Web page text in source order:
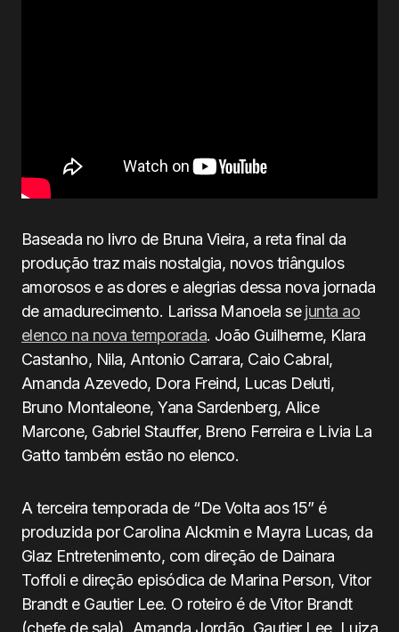
Baseada no livro de Bruna Vieira, a reta final da
produção traz mais nostalgia, novos triângulos
amorosos e as dores e alegrias dessa nova jornada
de amadurecimento. Larissa Manoela sejunta ao
elenco na nova temporada. João Guilherme, Klara
Castanho, Nila, Antonio Carrara, Caio Cabral,
Amanda Azevedo, Dora Freind, Lucas Deluti,
Bruno Montaleone, Yana Sardenberg, Alice
Marcone, Gabriel Stauffer, Breno Ferreira e Livia La
Gatto também estão no elenco.
A terceira temporada de “De Volta aos 15” é
produzida por Carolina Alckmin e Mayra Lucas, da
Glaz Entretenimento, com direção de Dainara
Toffoli e direção episódica de Marina Person, Vitor
Brandt e Gautier Lee. O roteiro é de Vitor Brandt
(chefe de sala), Amanda Jordão, Gautier Lee, Luiza